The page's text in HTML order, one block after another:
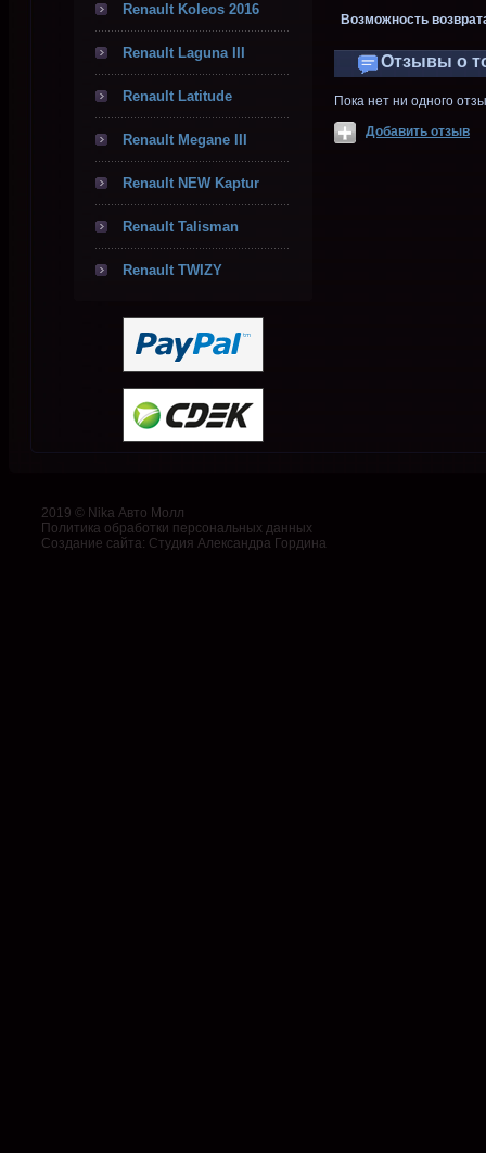
Renault Koleos 2016
Renault Laguna III
Renault Latitude
Renault Megane III
Renault NEW Kaptur
Renault Talisman
Renault TWIZY
Возможность
Отзывы о
Пока нет ни одного
Добавить отзыв
2019 © Nika Авто Молл
Политика обработки персональных данных
Создание сайта: Студия Александра Гордина